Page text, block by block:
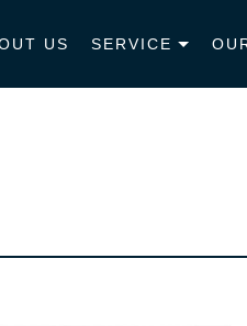
US SERVICE